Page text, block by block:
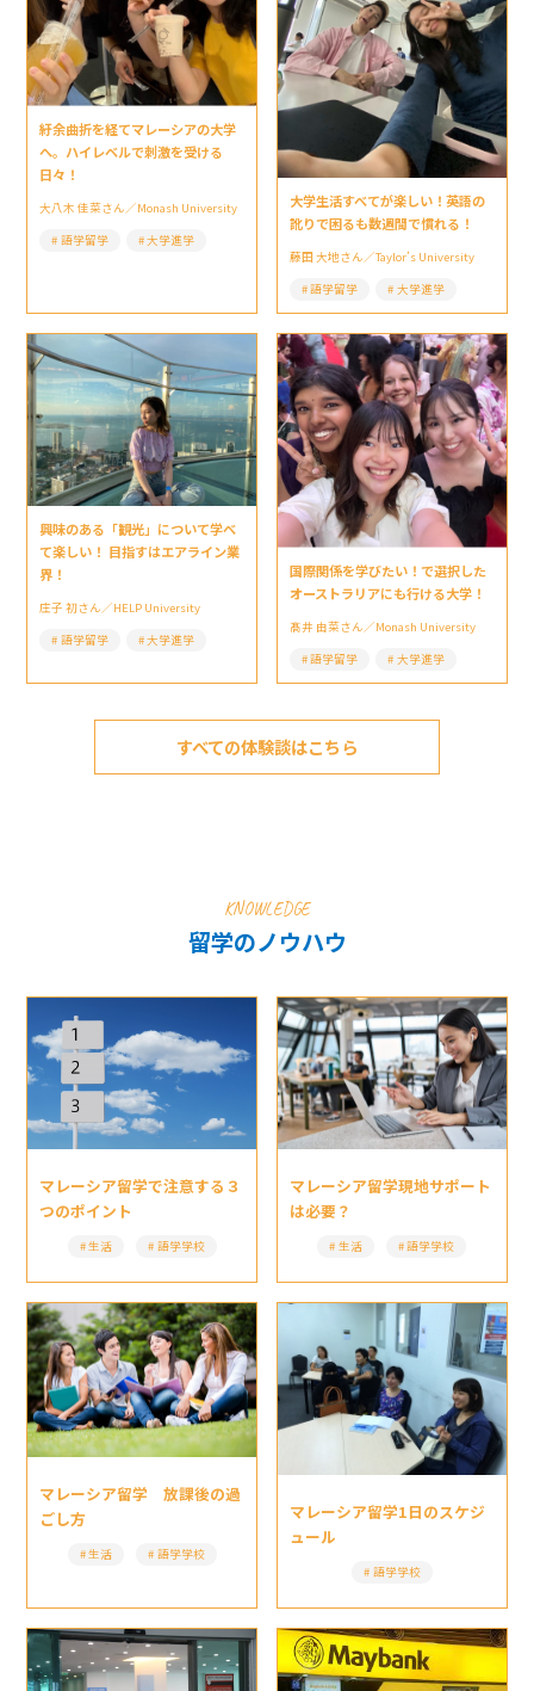
紆余曲折を経てマレーシアの大学
へ。ハイレベルで刺激を受ける
日々！
大八木 佳菜さん／Monash University
語学留学
大学進学
大学生活すべてが楽しい！英語の
訛りで困るも数週間で慣れる！
藤田 大地さん／Taylor’s University
語学留学
大学進学
興味のある「観光」について学べ
て楽しい！ 目指すはエアライン業
界！
庄子 初さん／HELP University
語学留学
大学進学
国際関係を学びたい！で選択した
オーストラリアにも行ける大学！
髙井 由菜さん／Monash University
語学留学
大学進学
すべての体験談はこちら
KNOWLEDGE
留学のノウハウ
マレーシア留学で注意する３
つのポイント
生活 語学学校
マレーシア留学現地サポート
は必要？
生活 語学学校
マレーシア留学 放課後の過
ごし方
生活 語学学校
マレーシア留学1日のスケジ
ュール
語学学校